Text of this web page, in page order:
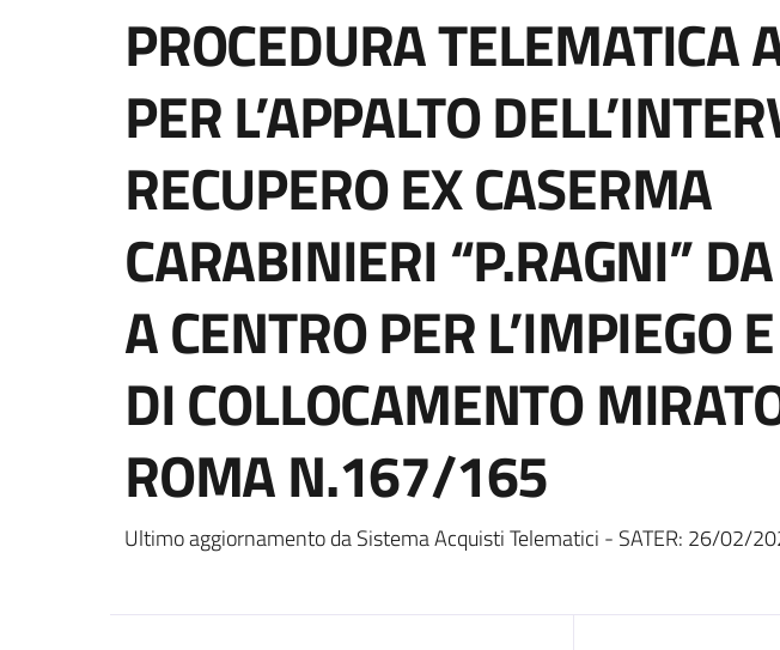
PROCEDURA TELEMATICA
PER L’APPALTO
RECUPERO EX CASERMA
CARABINIERI “P.RAGNI”
A CENTRO PER L’IMPIEGO
DI COLLOCAMENTO
ROMA N.167/165
Ultimo aggiornamento da Sistema Acquisti Telematici - SATER: 26/02/